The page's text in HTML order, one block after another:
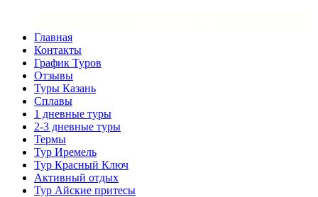
Главная
Контакты
График Туров
Отзывы
Туры Казань
Сплавы
1 дневные туры
2-3 дневные туры
Термы
Тур Иремель
Тур Красный Ключ
Активный отдых
Тур Айские притесы